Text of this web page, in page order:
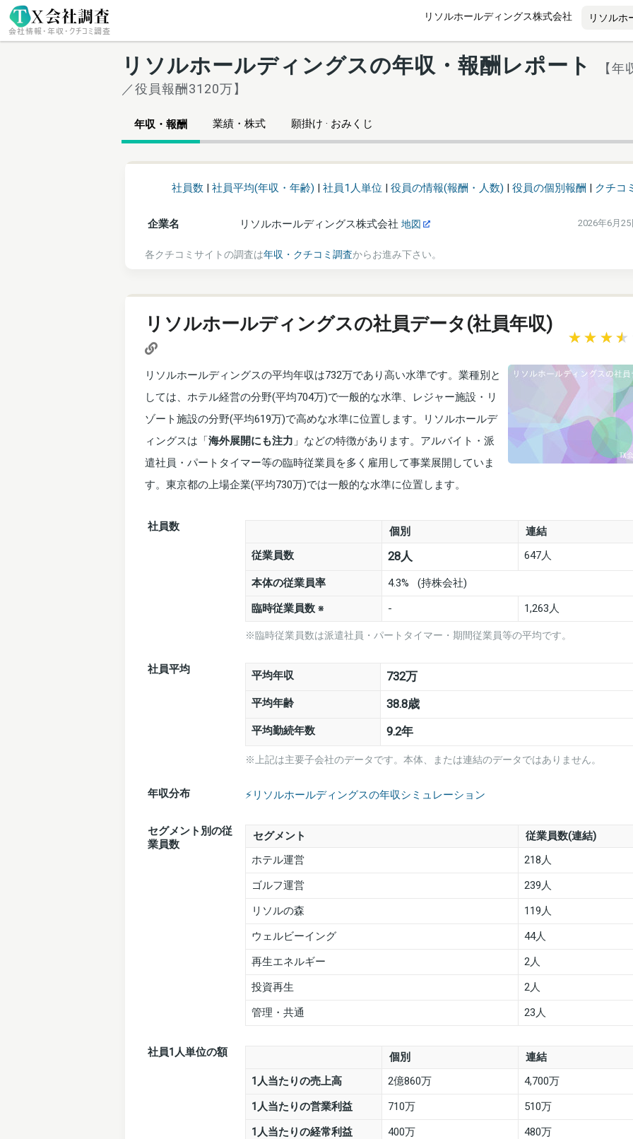
リソルホールディングス株式会社
リソルホールディングスの年収・報酬レポート
【
／役員報酬3120万】
年収・報酬 業績・株式 願掛け · おみくじ
社員数 | 社員平均(年収・年齢) | 社員1人単位 | 役員の情報(報酬・人数) | 役員の個別報酬 | クチコ
企業名 リソルホールディングス株式会社 地図 2026年6月
各クチコミサイトの調査は年収・クチコミ調査からお進み下さい。
リソルホールディングスの社員データ(社員年収)
リソルホールディングスの平均年収は732万であり高い水準です。業種別と
しては、ホテル経営の分野(平均704万)で一般的な水準、レジャー施設・リ
ゾート施設の分野(平均619万)で高めな水準に位置します。リソルホールデ
ィングスは「海外展開にも注力 」などの特徴があります。アルバイト・派
遣社員・パートタイマー等の臨時従業員を多く雇用して事業展開していま
す。東京都の上場企業(平均730万)では一般的な水準に位置します。
社員数 個別
連結
従業員数
28人 647人
本体の従業員率
4.3% (持株会社)
臨時従業員数※ - 1,263人
※臨時従業員数は派遣社員・パートタイマー・期間従業員等の平均です。
社員平均 平均年収 732万
平均年齢 38.8歳
平均勤続年数 9.2年
※上記は主要子会社のデータです。本体、または連結のデータではありません。
年収分布 ⚡️リソルホールディングスの年収シミュレーション
セグメント別の従
業員数
セグメント
従業員数(連結)
ホテル運営
218人
ゴルフ運営
239人
リソルの森
119人
ウェルビーイング
44人
再生エネルギー
2人
投資再生
2人
管理・共通
23人
社員1人単位の額 個別
連結
1人当たりの売上高
2億860万
4,700万
1人当たりの営業利益
710万
510万
1人当たりの経常利益
400万
480万